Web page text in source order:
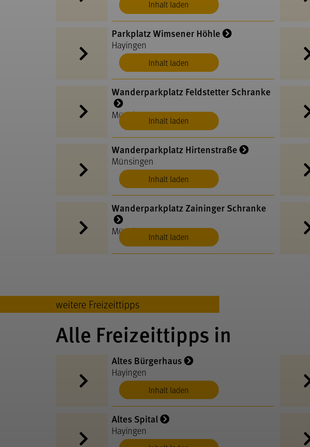
Inhalt laden
Inhalt laden
Parkplatz Wimsener Höhle
Hayingen
Inhalt laden
Wanderparkplatz Feldstetter Schranke
Münsingen
Inhalt laden
Wanderparkplatz Hirtenstraße
Münsingen
Inhalt laden
Wanderparkplatz Zaininger Schranke
Münsingen
weitere Freizeittipps
Alle Freizeittipps in
Inhalt laden
Altes Bürgerhaus
Hayingen
Altes Spital
Hayingen